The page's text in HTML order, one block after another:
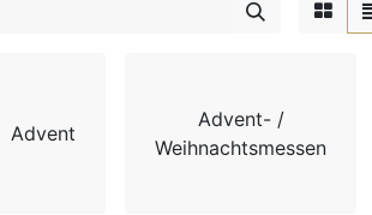
Advent
Advent- /
Weihnachtsmessen